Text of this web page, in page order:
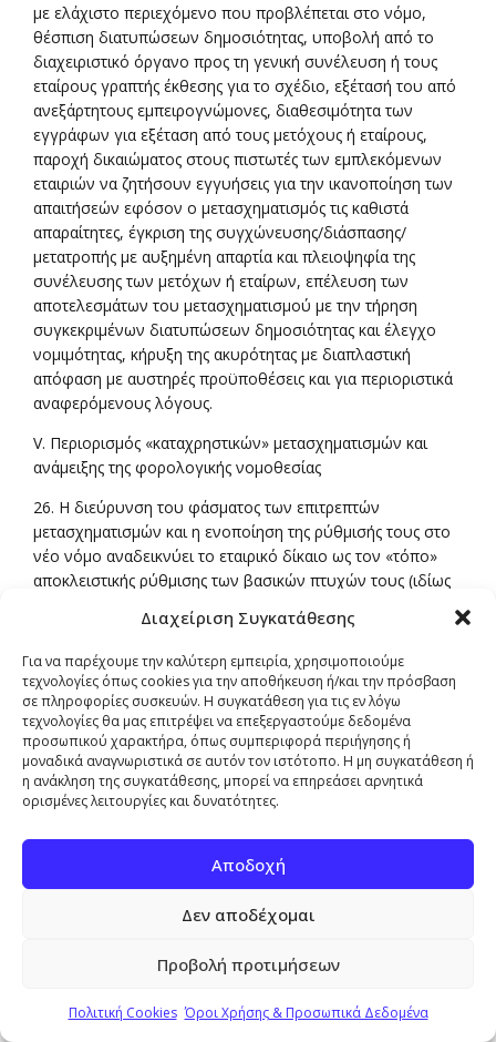
Διαχείριση Συγκατάθεσης
Για να παρέχουμε την καλύτερη εμπειρία, χρησιμοποιούμε
τεχνολογίες όπως cookies για την αποθήκευση ή/και την πρόσβαση
σε πληροφορίες συσκευών. Η συγκατάθεση για τις εν λόγω
τεχνολογίες θα μας επιτρέψει να επεξεργαστούμε δεδομένα
προσωπικού χαρακτήρα, όπως συμπεριφορά περιήγησης ή
μοναδικά αναγνωριστικά σε αυτόν τον ιστότοπο. Η μη συγκατάθεση ή
η ανάκληση της συγκατάθεσης, μπορεί να επηρεάσει αρνητικά
ορισμένες λειτουργίες και δυνατότητες.
Αποδοχή
Δεν αποδέχομαι
Προβολή προτιμήσεων
Πολιτική Cookies Όροι Χρήσης & Προσωπικά Δεδομένα
με ελάχιστο περιεχόμενο που προβλέπεται στο νόμο,
θέσπιση διατυπώσεων δημοσιότητας, υποβολή από το
διαχειριστικό όργανο προς τη γενική συνέλευση ή τους
εταίρους γραπτής έκθεσης για το σχέδιο, εξέτασή του από
ανεξάρτητους εμπειρογνώμονες, διαθεσιμότητα των
εγγράφων για εξέταση από τους μετόχους ή εταίρους,
παροχή δικαιώματος στους πιστωτές των εμπλεκόμενων
εταιριών να ζητήσουν εγγυήσεις για την ικανοποίηση των
απαιτήσεών εφόσον ο μετασχηματισμός τις καθιστά
απαραίτητες, έγκριση της συγχώνευσης/διάσπασης/
μετατροπής με αυξημένη απαρτία και πλειοψηφία της
συνέλευσης των μετόχων ή εταίρων, επέλευση των
αποτελεσμάτων του μετασχηματισμού με την τήρηση
συγκεκριμένων διατυπώσεων δημοσιότητας και έλεγχο
νομιμότητας, κήρυξη της ακυρότητας με διαπλαστική
απόφαση με αυστηρές προϋποθέσεις και για περιοριστικά
αναφερόμενους λόγους.
V. Περιορισμός «καταχρηστικών» μετασχηματισμών και
ανάμειξης της φορολογικής νομοθεσίας
26. Η διεύρυνση του φάσματος των επιτρεπτών
μετασχηματισμών και η ενοποίηση της ρύθμισής τους στο
νέο νόμο αναδεικνύει το εταιρικό δίκαιο ως τον «τόπο»
αποκλειστικής ρύθμισης των βασικών πτυχών τους (ιδίως
αναμένεται να έχει δύο ειδών θετικές συνέπειες, καθεμία
από τις οποίες συνδέεται με την αντιμετώπιση ενός
διαφορετικού προβλήματος του μέχρι πρότινος ισχύοντος
δικαίου των μετασχηματισμών. Αφενός μειώνονται τα
κίνητρα προσφυγής σε καταχρηστικούς μετασχηματισμούς
με τα κόστη και τις αβεβαιότητες που αυτοί συνεπάγονται.
Αφετέρου, εξαιτίας της άμβλυνσης της ανάγκης προσφυγής
σε «καταχρηστικούς» μετασχηματισμούς, δεν χρειάζεται η
αφού θα πρόκειται πλέον για προνόμιο γενικής
ανάμεσα στην εταιρική διαδικασία συντέλεσης των
Εφόσον το εάν και το πώς κάθε μετασχηματισμού